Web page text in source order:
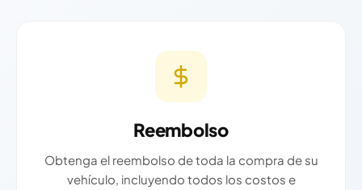
Reembolso
Obtenga el reembolso de toda la compra de su
vehículo, incluyendo todos los costos e